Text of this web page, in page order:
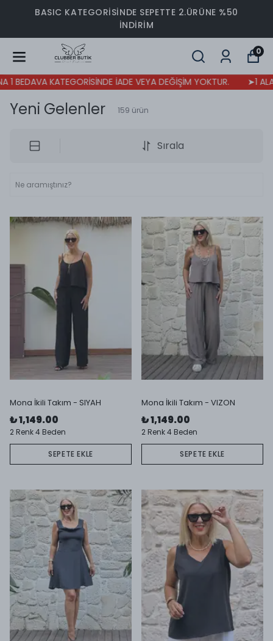
BASIC KATEGORİSİNDE SEPETTE 2.ÜRÜNE %50
İNDİRİM
0
KATEGORİSİNDE İADE VEYA DEĞİŞİM YOKTUR. ➤1 ALANA 1
Yeni Gelenler 159 ürün
Sırala
Mona İkili Takım - SIYAH
₺ 1,149.00
2 Renk 4 Beden
SEPETE EKLE
Mona İkili Takım - VIZON
₺ 1,149.00
2 Renk 4 Beden
SEPETE EKLE